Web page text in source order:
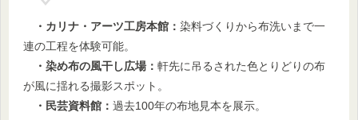
・カリナ・アーツ工房本館： 染料づくりから布洗いまで一
連の工程を体験可能。
・染め布の風干し広場： 軒先に吊るされた色とりどりの布
が風に揺れる撮影スポット。
・民芸資料館： 過去100年の布地見本を展示。